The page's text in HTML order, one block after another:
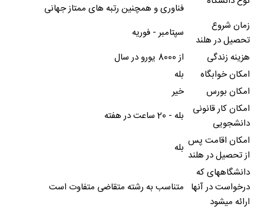
فناوری و همچنین رتبه های ممتاز جهانی
سپتامبر - فوریه
زمان شروع
تحصیل در هلند
از 8000 یورو در سال
هزینه زندگی
بله
امکان خوابگاه
خیر
امکان بورس
بله - 20 ساعت در هفته
امکان کار قانونی
دانشجویی
بله امکان اقامت پس
از تحصیل در هلند
متناسب به رشته متقاضی متفاوت است
دانشگاههای که
درخواست در آنها
ارائه میشود